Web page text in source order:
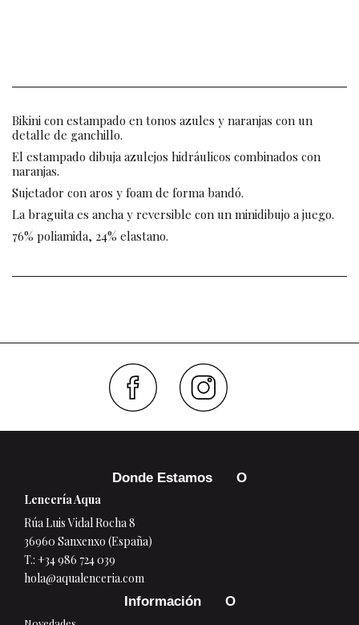
Bikini con estampado en tonos azules y naranjas con un
detalle de ganchillo.
El estampado dibuja azulejos hidráulicos combinados con
naranjas.
Sujetador con aros y foam de forma bandó.
La braguita es ancha y reversible con un minidibujo a juego.
76% poliamida, 24% elastano.
Donde Estamos
Lencería Aqua
Rúa Luis Vidal Rocha 8
36960 Sanxenxo (España)
T.: +34 986 724 039
hola@aqualenceria.com
Información